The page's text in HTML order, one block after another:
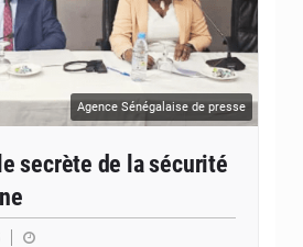
Agence Sénégalaise de presse
secrète de la sécurité